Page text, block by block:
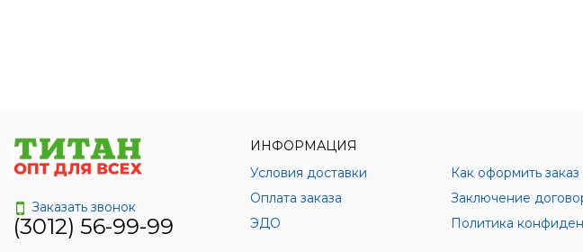
Заказать звонок
(3012) 56-99-99
ИНФОРМАЦИЯ
Условия доставки
Как оформить заказ
Оплата заказа
Заключение
ЭДО